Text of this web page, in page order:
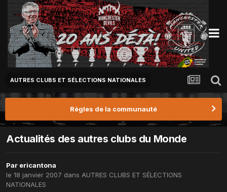
AUTRES CLUBS ET SÉLECTIONS NATIONALES
Règles de la communauté
Actualités des autres clubs du Monde
Par ericantona
le 18 janvier 2007 dans AUTRES CLUBS ET SÉLECTIONS
NATIONALES